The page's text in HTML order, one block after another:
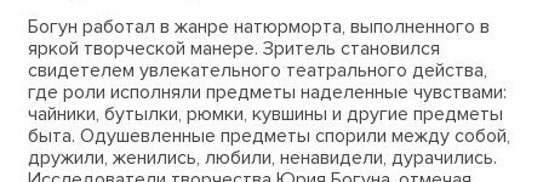
Богун работал в жанре натюрморта, выполненного в
яркой творческой манере. Зритель становился
свидетелем увлекательного театрального действа,
где роли исполняли предметы наделенные чувствами:
чайники, бутылки, рюмки, кувшины и другие предметы
быта. Одушевленные предметы спорили между собой,
дружили, женились, любили, ненавидели, дурачились.